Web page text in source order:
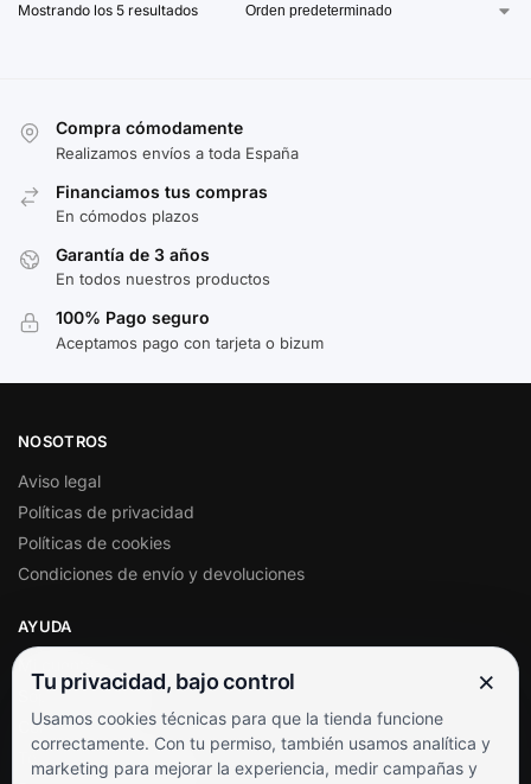
Mostrando los 5 resultados
Compra cómodamente
Realizamos envíos a toda España
Financiamos tus compras
En cómodos plazos
Garantía de 3 años
En todos nuestros productos
100% Pago seguro
Aceptamos pago con tarjeta o bizum
NOSOTROS
Aviso legal
Políticas de privacidad
Políticas de cookies
Condiciones de envío y devoluciones
AYUDA
Soporte al cliente
Contacto
Términos y condiciones
Tu privacidad, bajo control ×
Usamos cookies técnicas para que la tienda funcione
correctamente. Con tu permiso, también usamos analítica y
marketing para mejorar la experiencia, medir campañas y